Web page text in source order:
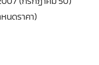
นดราคา)